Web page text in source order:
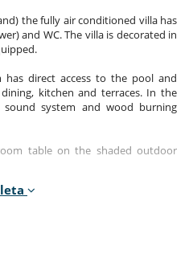
the fully air conditioned villa has
and WC. The villa is decorated in
has direct access to the pool and
kitchen and terraces. In the
system and wood burning
table on the shaded outdoor
is available. At the end of the